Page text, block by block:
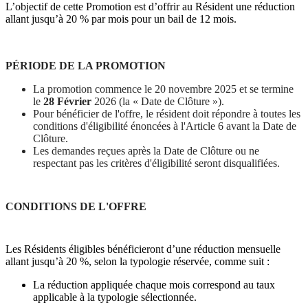
L’objectif de cette Promotion est d’offrir au Résident une réduction
allant jusqu’à 20 % par mois pour un bail de 12 mois.
PÉRIODE DE LA PROMOTION
La promotion commence le 20 novembre 2025 et se termine
le 28 Février 2026 (la « Date de Clôture »).
Pour bénéficier de l'offre, le résident doit répondre à toutes les
conditions d'éligibilité énoncées à l'Article 6 avant la Date de
Clôture.
Les demandes reçues après la Date de Clôture ou ne
respectant pas les critères d'éligibilité seront disqualifiées.
CONDITIONS DE L'OFFRE
Les Résidents éligibles bénéficieront d’une réduction mensuelle
allant jusqu’à 20 %, selon la typologie réservée, comme suit :
La réduction appliquée chaque mois correspond au taux
applicable à la typologie sélectionnée.